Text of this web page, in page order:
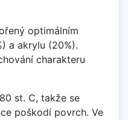
optimálním
a akrylu (20%).
charakteru
st. C, takže se
poškodí povrch. Ve